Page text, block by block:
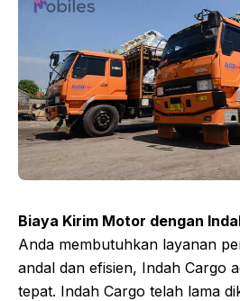
Biaya Kirim Motor dengan
Anda membutuhkan layanan
andal dan efisien, Indah Cargo
tepat. Indah Cargo telah lama